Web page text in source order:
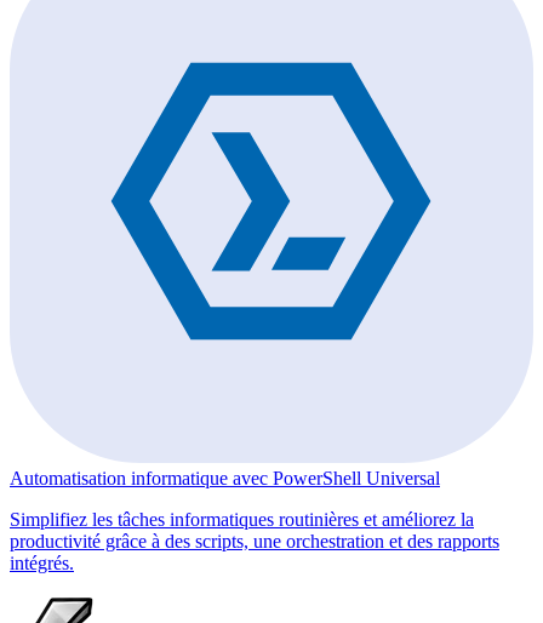
Automatisation informatique avec PowerShell Universal
Simplifiez les tâches informatiques routinières et améliorez la
productivité grâce à des scripts, une orchestration et des rapports
intégrés.